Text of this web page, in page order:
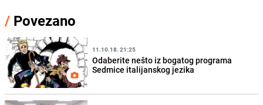
/ Povezano
11.10.18. 21:25
Odaberite nešto iz bogatog programa
Sedmice italijanskog jezika